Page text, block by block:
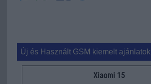
Új és Használt GSM kiemelt ajánlatok
Xiaomi 15